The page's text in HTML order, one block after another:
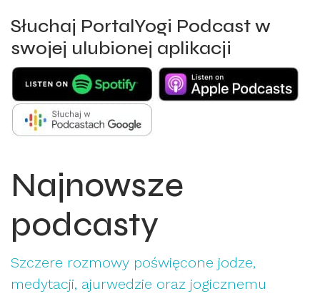
Słuchaj PortalYogi Podcast w
swojej ulubionej aplikacji
Najnowsze
podcasty
Szczere rozmowy poświęcone jodze,
medytacji, ajurwedzie oraz jogicznemu